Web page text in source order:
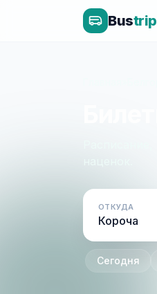
Bustrip
ОТКУДА
Сегодня